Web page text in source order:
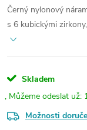
Černý nylonový
s 6 kubickými
Skladem
Možnosti